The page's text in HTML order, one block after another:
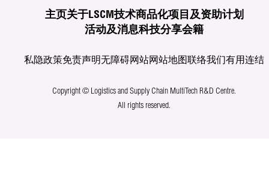
主页关于LSCM技术商品化项目及资助计划
活动及消息科技分享会籍
私隐政策免责声明无障碍网站网站地图联络我们有用连结
Copyright © Logistics and Supply Chain MultiTech R&D Centre.
All rights reserved.